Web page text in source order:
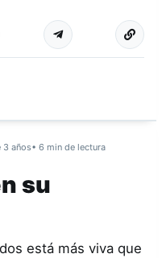
Más
3 años• 6 min de lectura
su
está más viva que